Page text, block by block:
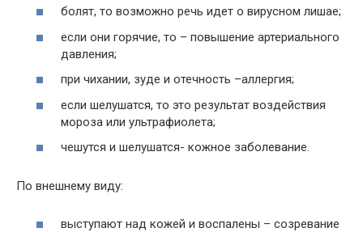
болят, то возможно речь идет о вирусном лишае;
если они горячие, то – повышение артериального
давления;
при чихании, зуде и отечность –аллергия;
если шелушатся, то это результат воздействия
мороза или ультрафиолета;
чешутся и шелушатся- кожное заболевание.
По внешнему виду:
выступают над кожей и воспалены – созревание